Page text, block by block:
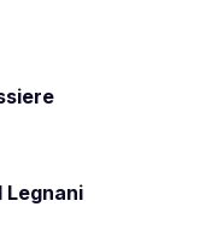
Legnani